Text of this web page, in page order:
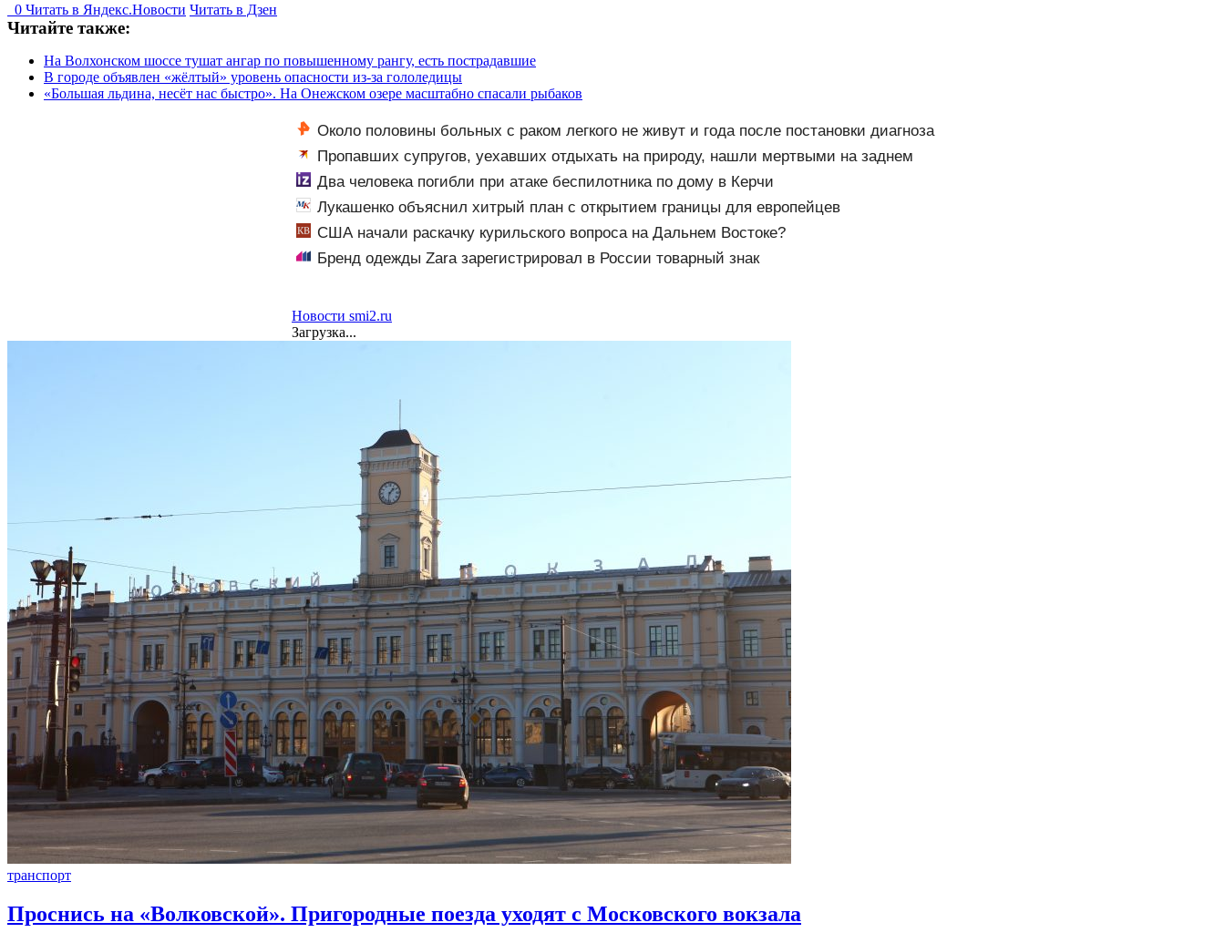
0 Читать в Яндекс.Новости Читать в Дзен
Читайте также:
На Волхонском шоссе тушат ангар по повышенному рангу, есть пострадавшие
В городе объявлен «жёлтый» уровень опасности из-за гололедицы
«Большая льдина, несёт нас быстро». На Онежском озере масштабно спасали рыбаков
Около половины больных с раком легкого не живут и года после постановки диагноза
Пропавших супругов, уехавших отдыхать на природу, нашли мертвыми на заднем
сиденье автомобиля
Два человека погибли при атаке беспилотника по дому в Керчи
Лукашенко объяснил хитрый план с открытием границы для европейцев
США начали раскачку курильского вопроса на Дальнем Востоке?
Бренд одежды Zara зарегистрировал в России товарный знак
Новости smi2.ru
Загрузка...
транспорт
Проснись на «Волковской». Пригородные поезда уходят с Московского вокзала